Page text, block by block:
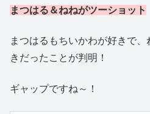
まつはる＆ねねがツーショット
まつはるもちいかわが好きで
きだったことが判明！
ギャップですね～！